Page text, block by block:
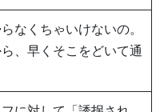
なくちゃいけないの。
、早くそこをどいて通